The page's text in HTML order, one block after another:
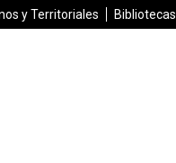
y Territoriales Bibliotecas